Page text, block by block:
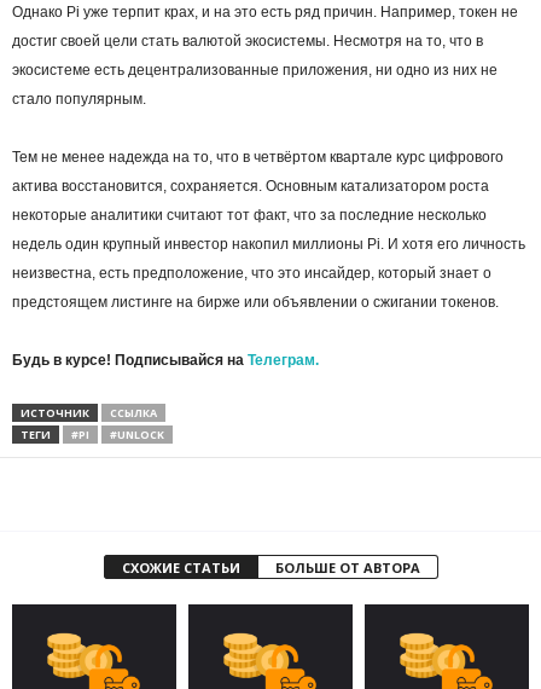
Однако Pi уже терпит крах, и на это есть ряд причин. Например, токен не
достиг своей цели стать валютой экосистемы. Несмотря на то, что в
экосистеме есть децентрализованные приложения, ни одно из них не
стало популярным.
Тем не менее надежда на то, что в четвёртом квартале курс цифрового
актива восстановится, сохраняется. Основным катализатором роста
некоторые аналитики считают тот факт, что за последние несколько
недель один крупный инвестор накопил миллионы Pi. И хотя его личность
неизвестна, есть предположение, что это инсайдер, который знает о
предстоящем листинге на бирже или объявлении о сжигании токенов.
Будь в курсе! Подписывайся на Телеграм.
ИСТОЧНИК
ССЫЛКА
ТЕГИ
#PI #UNLOCK
СХОЖИЕ СТАТЬИ БОЛЬШЕ ОТ АВТОРА